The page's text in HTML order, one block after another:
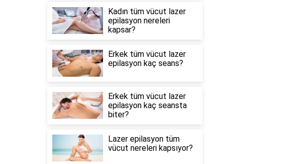
Kadın tüm vücut lazer
epilasyon nereleri
kapsar?
Erkek tüm vücut lazer
epilasyon kaç seans?
Erkek tüm vücut lazer
epilasyon kaç seansta
biter?
Lazer epilasyon tüm
vücut nereleri kapsıyor?